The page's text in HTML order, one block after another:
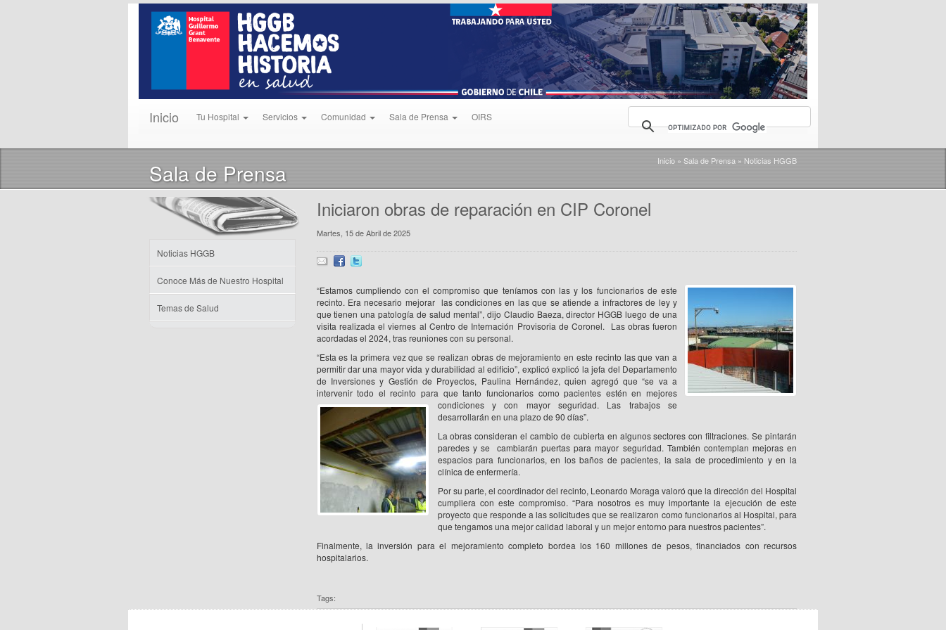
Inicio Tu Hospital Servicios Comunidad Sala de Prensa OIRS
Sala de Prensa Inicio» Sala de Prensa» Noticias HGGB
Noticias HGGB
Conoce Más de Nuestro Hospital
Temas de Salud
Iniciaron obras de reparación en CIP Coronel
Martes, 15 de Abril de 2025
“Estamos cumpliendo con el compromiso que teníamos con las y los funcionarios de este
recinto. Era necesario mejorar las condiciones en las que se atiende a infractores de ley y
que tienen una patología de salud mental”, dijo Claudio Baeza, director HGGB luego de una
visita realizada el viernes al Centro de Internación Provisoria de Coronel. Las obras fueron
acordadas el 2024, tras reuniones con su personal.
“Esta es la primera vez que se realizan obras de mejoramiento en este recinto las que van a
permitir dar una mayor vida y durabilidad al edificio”, explicó explicó la jefa del Departamento
de Inversiones y Gestión de Proyectos, Paulina Hernández, quien agregó que “se va a
intervenir todo el recinto para que tanto funcionarios como pacientes estén en mejores
condiciones y con mayor seguridad. Las trabajos se
desarrollarán en una plazo de 90 días”.
La obras consideran el cambio de cubierta en algunos sectores con filtraciones. Se pintarán
paredes y se cambiarán puertas para mayor seguridad. También contemplan mejoras en
espacios para funcionarios, en los baños de pacientes, la sala de procedimiento y en la
clínica de enfermería.
Por su parte, el coordinador del recinto, Leonardo Moraga valoró que la dirección del Hospital
cumpliera con este compromiso. “Para nosotros es muy importante la ejecución de este
proyecto que responde a las solicitudes que se realizaron como funcionarios al Hospital, para
que tengamos una mejor calidad laboral y un mejor entorno para nuestros pacientes”.
Finalmente, la inversión para el mejoramiento completo bordea los 160 millones de pesos, financiados con recursos
hospitalarios.
Tags: